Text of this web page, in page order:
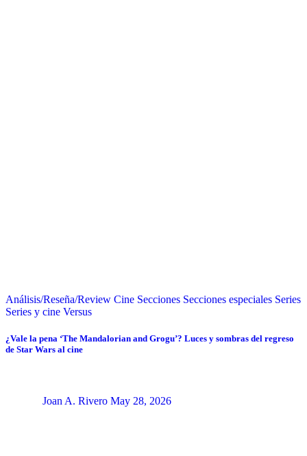
Análisis/Reseña/Review Cine Secciones Secciones especiales Series
Series y cine Versus
¿Vale la pena ‘The Mandalorian and Grogu’? Luces y sombras del regreso
de Star Wars al cine
Joan A. Rivero May 28, 2026